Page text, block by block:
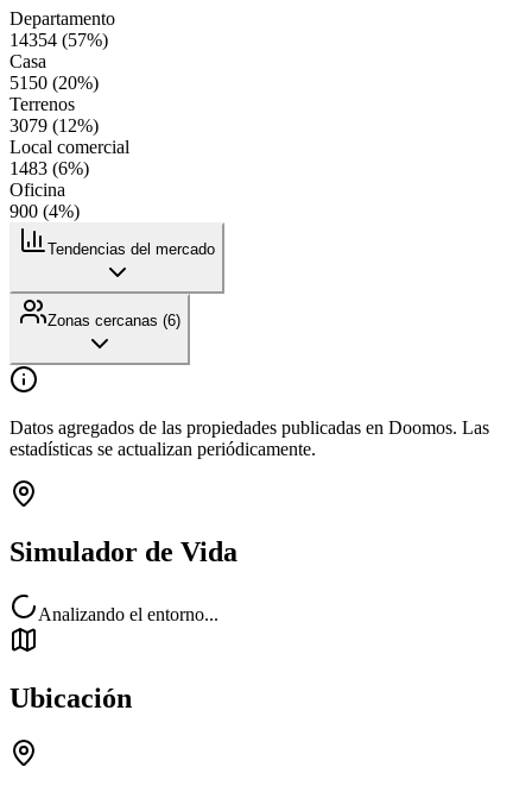
Departamento
14354 (57%)
Casa
5150 (20%)
Terrenos
3079 (12%)
Local comercial
1483 (6%)
Oficina
900 (4%)
Tendencias del mercado
Zonas cercanas (6)
Datos agregados de las propiedades publicadas en Doomos. Las
estadísticas se actualizan periódicamente.
Simulador de Vida
Analizando el entorno...
Ubicación